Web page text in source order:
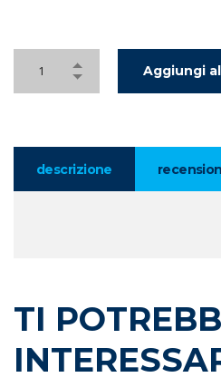
Aggiungi
descrizione
TI